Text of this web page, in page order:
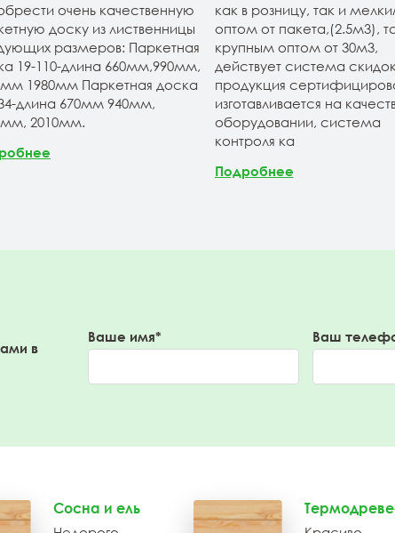
очень качественную
доску из лиственницы
размеров: Паркетная
19-110-длина 660мм,990мм,
1980мм Паркетная доска
длина 670мм 940мм,
2010мм.
как в розницу, так и
оптом от пакета,(2.5м3),
крупным оптом от 30м3,
действует система
продукция
изготавливается на
оборудовании, система
контроля ка
Подробнее
в
Ваше имя*
Ваш
Сосна и ель